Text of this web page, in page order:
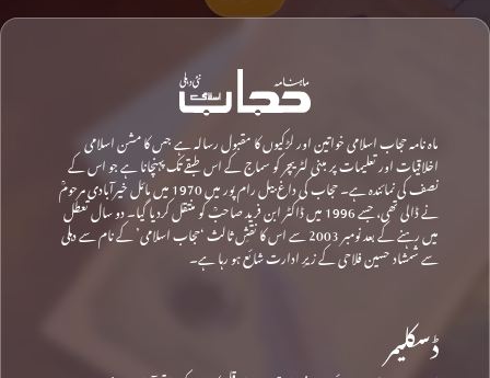
ماہ نامہ حجاب اسلامی خواتین اور لڑکیوں کا مقبول رسالہ ہے جس کا مشن اسلامی
اخلاقیات اور تعلیمات پر مبنی لٹریچر کو سماج کے اس طبقے تک پہنچانا ہے جو اس کے
نصف کی نمائندہ ہے۔ حجاب کی داغ بیل رام پور میں 1970 میں مائل خیرآبادی مرحومؒ
نے ڈالی تھی، جسے 1996 میں ڈاکٹر ابن فرید صاحبؒ کو منتقل کردیا گیا۔ دو سال تعطل
میں رہنے کے بعد نومبر 2003 سے اس کا نقشِ ثالث ‘حجاب اسلامی’ کے نام سے دہلی
سے شمشاد حسین فلاحی کے زیرِ ادارت شائع ہو رہا ہے۔
ڈسکلیمر